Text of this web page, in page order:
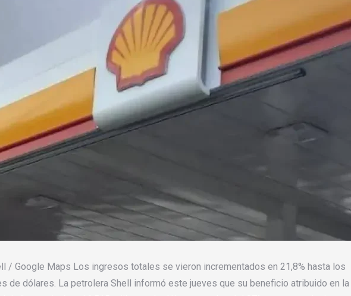
/ Google Maps Los ingresos totales se vieron incrementados en 21,8% hasta los
de dólares. La petrolera Shell informó este jueves que su beneficio atribuido en la